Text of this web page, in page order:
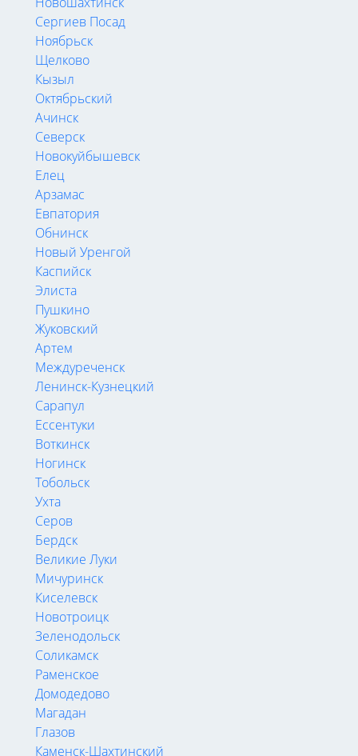
Сергиев Посад
Ноябрьск
Щелково
Кызыл
Октябрьский
Ачинск
Северск
Новокуйбышевск
Елец
Арзамас
Евпатория
Обнинск
Новый Уренгой
Каспийск
Элиста
Пушкино
Жуковский
Артем
Междуреченск
Ленинск-Кузнецкий
Сарапул
Ессентуки
Воткинск
Ногинск
Тобольск
Ухта
Серов
Бердск
Великие Луки
Мичуринск
Киселевск
Новотроицк
Зеленодольск
Соликамск
Раменское
Домодедово
Магадан
Глазов
Каменск-Шахтинский